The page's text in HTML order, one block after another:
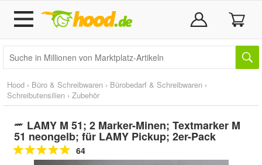
Hood › Büro & Schreibwaren › Bürobedarf & Schreibwaren ›
Schreibutensilien › Zubehör
LAMY M 51; 2 Marker-Minen; Textmarker M
51 neongelb; für LAMY Pickup; 2er-Pack
64